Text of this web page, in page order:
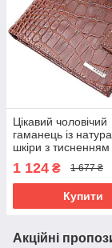
Цікавий чоловічий
гаманець із
шкіри з тисненням
крокодила KARYA
Коричневий
1 124 ₴ 1 677 ₴
Купити
Акційні